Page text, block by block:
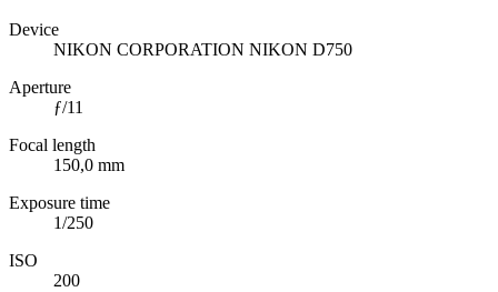
Device
NIKON CORPORATION NIKON D750
Aperture
ƒ/11
Focal length
150,0 mm
Exposure time
1/250
ISO
200